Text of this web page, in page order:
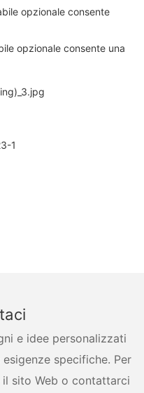
opzionale consente
opzionale consente una
e idee personalizzati
specifiche. Per
sito Web o contattarci